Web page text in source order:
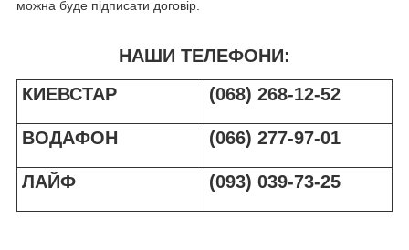
можна буде підписати договір.
НАШИ ТЕЛЕФОНИ:
КИЕВСТАР
(068) 268-12-52
ВОДАФОН (066) 277-97-01
ЛАЙФ (093) 039-73-25